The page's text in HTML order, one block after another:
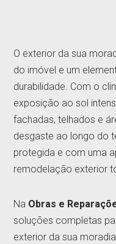
O exterior da sua
do imóvel e um
durabilidade. Com o
exposição ao sol
fachadas, telhados e
desgaste ao longo do
protegida e com uma
remodelação exterior
Na Obras e
soluções completas
exterior da sua